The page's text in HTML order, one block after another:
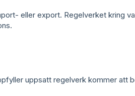
eller export. Regelverket kring
uppsatt regelverk kommer att